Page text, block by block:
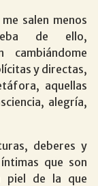
salen menos
de ello,
cambiándome
y directas,
aquellas
alegría,
deberes y
que son
piel de la que